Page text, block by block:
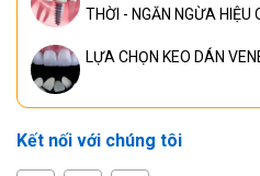
THỜI - NGĂN NGỪA HIỆU
LỰA CHỌN KEO DÁN
Kết nối với chúng tôi